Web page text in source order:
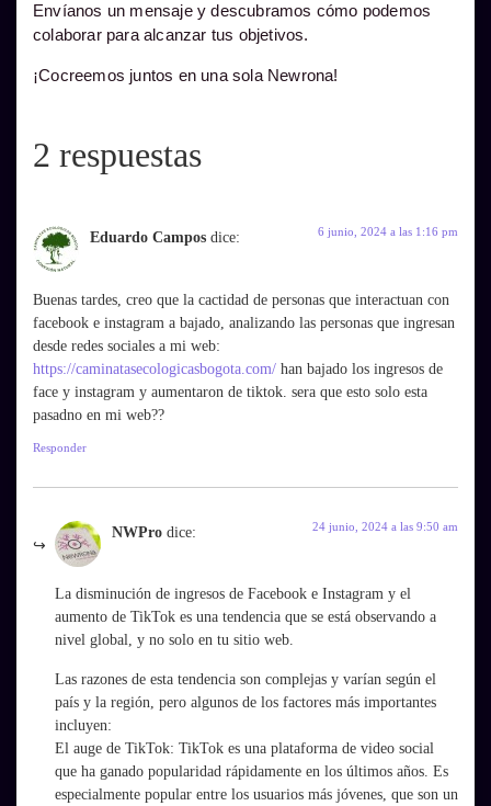
Envíanos un mensaje y descubramos cómo podemos
colaborar para alcanzar tus objetivos.
¡Cocreemos juntos en una sola Newrona!
2 respuestas
Eduardo Campos dice: 6 junio, 2024 a las 1:16 pm
Buenas tardes, creo que la cactidad de personas que interactuan con
facebook e instagram a bajado, analizando las personas que ingresan
desde redes sociales a mi web:
https://caminatasecologicasbogota.com/ han bajado los ingresos de
face y instagram y aumentaron de tiktok. sera que esto solo esta
pasadno en mi web??
Responder
NWPro dice: 24 junio, 2024 a las 9:50 am
La disminución de ingresos de Facebook e Instagram y el
aumento de TikTok es una tendencia que se está observando a
nivel global, y no solo en tu sitio web.
Las razones de esta tendencia son complejas y varían según el
país y la región, pero algunos de los factores más importantes
incluyen:
El auge de TikTok: TikTok es una plataforma de video social
que ha ganado popularidad rápidamente en los últimos años. Es
especialmente popular entre los usuarios más jóvenes, que son un